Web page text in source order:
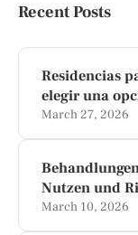
Recent Posts
Residencias
elegir una
March 27, 2026
Nutzen und
March 10, 2026